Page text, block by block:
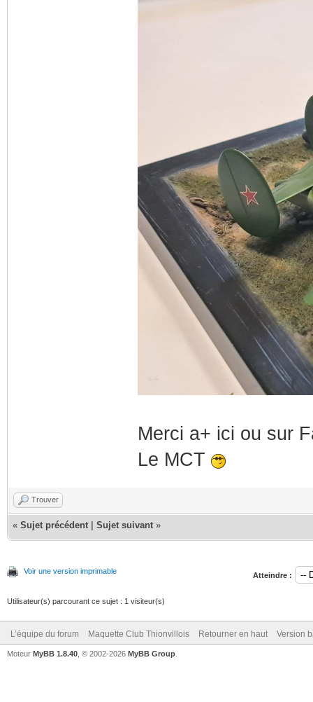
Merci a+ ici ou sur
Le MCT
Trouver
« Sujet précédent Sujet suivant »
Voir une version imprimable Atteindre :
Utilisateur(s) parcourant ce sujet : 1 visiteur(s)
L’équipe du forum Maquette Club Thionvillois Retourner en haut Version
Moteur MyBB 1.8.40 , © 2002-2026 MyBB Group